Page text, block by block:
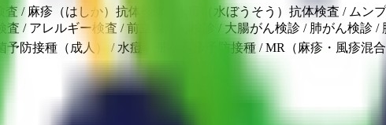
/ 麻疹（はしか）抗体検査 / 水痘（水ぼうそう）抗体検査 / ムン
/ アレルギー検査 / 前立腺がん検診 / 大腸がん検診 / 肺がん検診 /
防接種（成人） / 水痘・帯状疱疹予防接種 / MR（麻疹・風疹混